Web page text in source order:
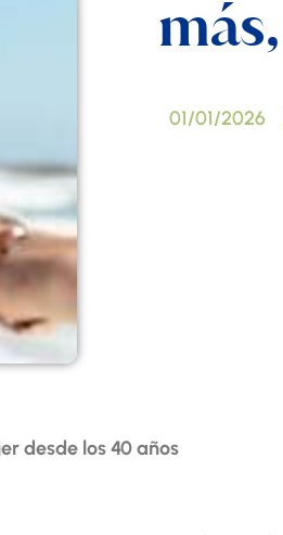
01/01/2026
desde los 40 años